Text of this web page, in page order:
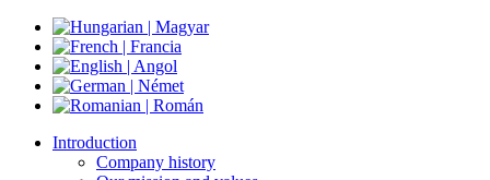
Introduction
Company history